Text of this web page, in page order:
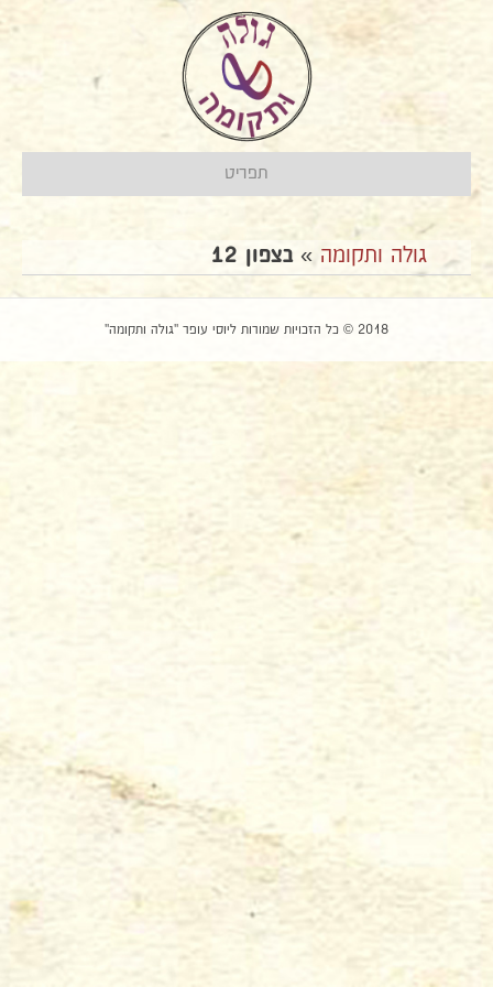
תפריט
גולה ותקומה »בצפון 12
2018 © כל הזכויות שמורות ליוסי עופר "גולה ותקומה"